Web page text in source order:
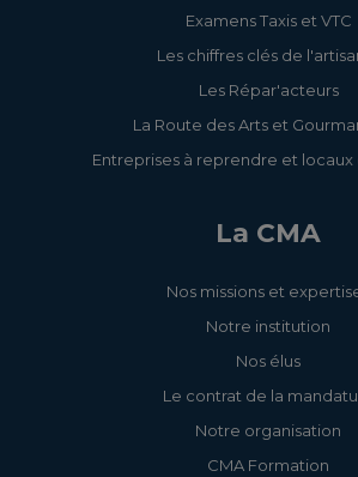
Examens Taxis et VTC
Les chiffres clés de
Les Répar'acteurs
La Route des Arts et
Entreprises à reprendre et locaux
La CMA
Nos missions et
Notre institution
Nos élus
Le contrat de la
Notre organisation
CMA Formation